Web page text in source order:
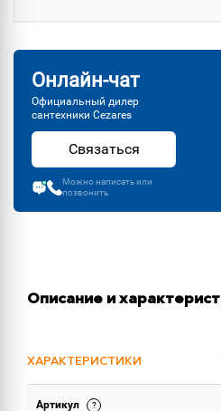
Онлайн-чат
Официальный дилер
сантехники Cezares
Связаться
Можно написать или
позвонить
Описание и
ХАРАКТЕРИСТИКИ
Артикул